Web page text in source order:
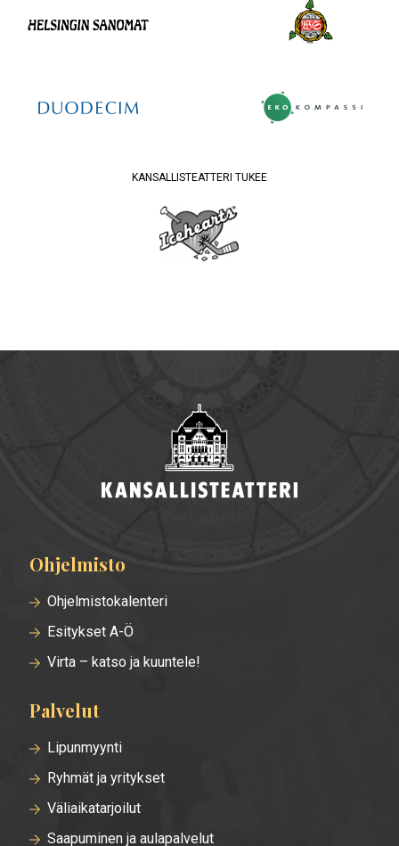
KANSALLISTEATTERI TUKEE
Alatunnisteen
valikko
Ohjelmisto
Ohjelmistokalenteri
Esitykset A-Ö
Virta – katso ja kuuntele!
Palvelut
Lipunmyynti
Ryhmät ja yritykset
Väliaikatarjoilut
Saapuminen ja aulapalvelut